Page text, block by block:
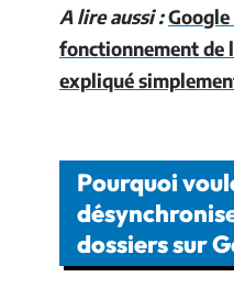
A lire aussi :
fonctionnement de
expliqué
Pourquoi
dossiers sur